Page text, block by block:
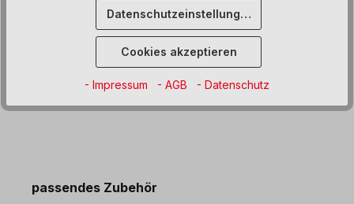
Informationen und Hinweise
Produktgalerie überspringen
passendes Zubehör
Datenschutzeinstellungen
Cookies akzeptieren
- Impressum - AGB - Datenschutz